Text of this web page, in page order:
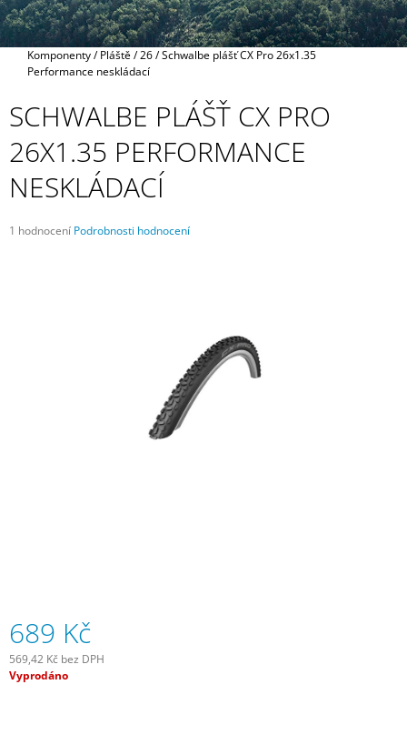
Domů
Komponenty/ Pláště/26/Schwalbe plášť CX Pro 26x1.35
Performance neskládací
SCHWALBE PLÁŠŤ CX PRO
26X1.35 PERFORMANCE
NESKLÁDACÍ
Průměrné
1 hodnocení Podrobnosti hodnocení
689 Kč
569,42 Kč bez DPH
Měrná
Vyprodáno
A
J
?